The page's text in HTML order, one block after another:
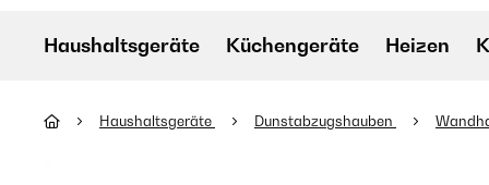
Haushaltsgeräte Küchengeräte Heizen
Haushaltsgeräte Dunstabzugshauben